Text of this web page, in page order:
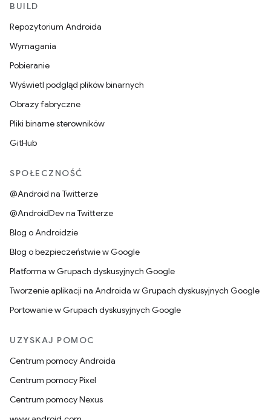
BUILD
Repozytorium Androida
Wymagania
Pobieranie
Wyświetl podgląd plików binarnych
Obrazy fabryczne
Pliki binarne sterowników
GitHub
SPOŁECZNOŚĆ
@Android na Twitterze
@AndroidDev na Twitterze
Blog o Androidzie
Blog o bezpieczeństwie w Google
Platforma w Grupach dyskusyjnych Google
Tworzenie aplikacji na Androida w Grupach dyskusyjnych Google
Portowanie w Grupach dyskusyjnych Google
UZYSKAJ POMOC
Centrum pomocy Androida
Centrum pomocy Pixel
Centrum pomocy Nexus